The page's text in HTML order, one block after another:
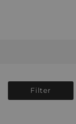
Filter